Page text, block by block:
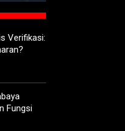
Verifikasi:
Fungsi